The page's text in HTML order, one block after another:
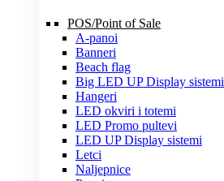
POS/Point of Sale
A-panoi
Banneri
Beach flag
Big LED UP Display sistemi
Hangeri
LED okviri i totemi
LED Promo pultevi
LED UP Display sistemi
Letci
Naljepnice